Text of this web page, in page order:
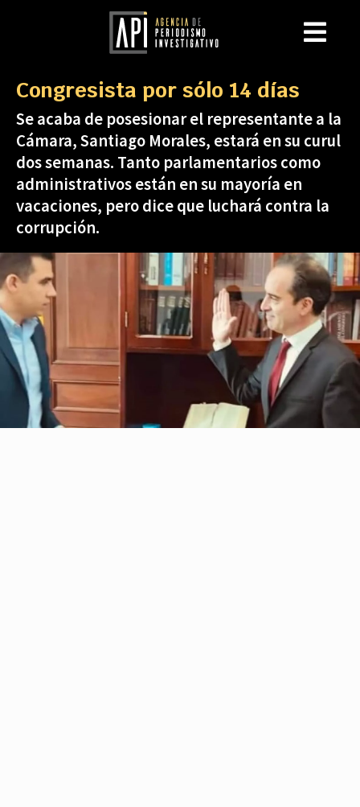
Congresista por sólo 14 días
Se acaba de posesionar el representante a la
Cámara, Santiago Morales, estará en su curul
dos semanas. Tanto parlamentarios como
administrativos están en su mayoría en
vacaciones, pero dice que luchará contra la
corrupción.